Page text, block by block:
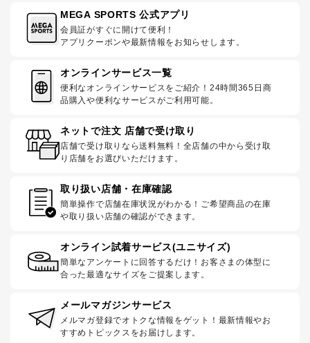
MEGA SPORTS 公式アプリ
会員証がすぐに開けて便利！
アプリクーポンや最新情報をお知らせします。
オンラインサービス一覧
便利なオンラインサービスをご紹介！24時間365日商
品購入や便利なサービスがご利用可能。
ネットで注文 店舗で受け取り
店舗で受け取りなら送料無料！全店舗の中から受け取
り店舗をお選びいただけます。
取り扱い店舗・在庫確認
簡単操作で店舗在庫状況がわかる！ご希望商品の在庫
や取り扱い店舗の確認ができます。
オンライン試着サービス(ユニサイズ)
簡単なアンケートに回答するだけ！お客さまの体型に
合った最適なサイズをご提案します。
メールマガジンサービス
メルマガ登録でオトクな情報をゲット！最新情報やお
すすめトピックスをお届けします。